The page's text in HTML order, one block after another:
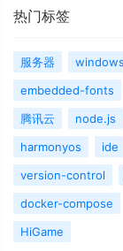
热门标签
服务器 windows
embedded-fonts
腾讯云
node.js
harmonyos
ide
version-control
docker-compose
HiGame